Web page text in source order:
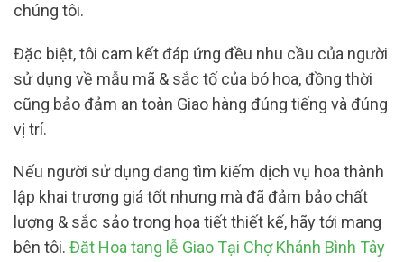
chúng tôi.
Đặc biệt, tôi cam kết đáp ứng đều nhu cầu của người
sử dụng về mẫu mã & sắc tố của bó hoa, đồng thời
cũng bảo đảm an toàn Giao hàng đúng tiếng và đúng
vị trí.
Nếu người sử dụng đang tìm kiếm dịch vụ hoa thành
lập khai trương giá tốt nhưng mà đã đảm bảo chất
lượng & sắc sảo trong họa tiết thiết kế, hãy tới mang
bên tôi. Đăt Hoa tang lễ Giao Tại Chợ Khánh Bình Tây